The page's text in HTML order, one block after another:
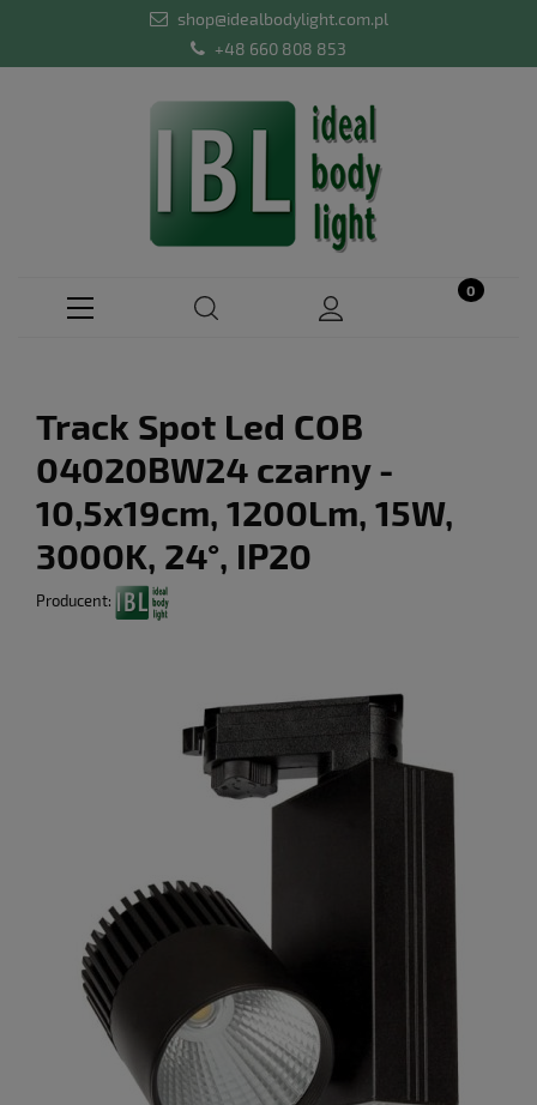
shop@idealbodylight.com.pl
+48 660 808 853
Track Spot Led COB
04020BW24 czarny -
10,5x19cm, 1200Lm, 15W,
3000K, 24°, IP20
Producent: